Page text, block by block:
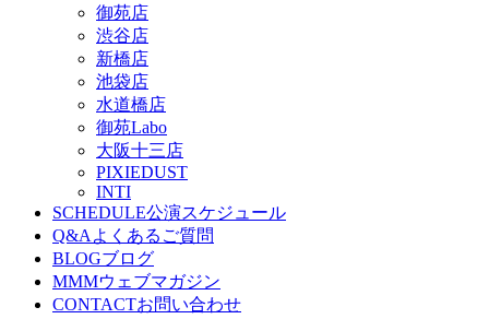
御苑店
渋谷店
新橋店
池袋店
水道橋店
御苑Labo
大阪十三店
PIXIEDUST
INTI
SCHEDULE公演スケジュール
Q&A よくあるご質問
BLOGブログ
MMMウェブマガジン
CONTACTお問い合わせ